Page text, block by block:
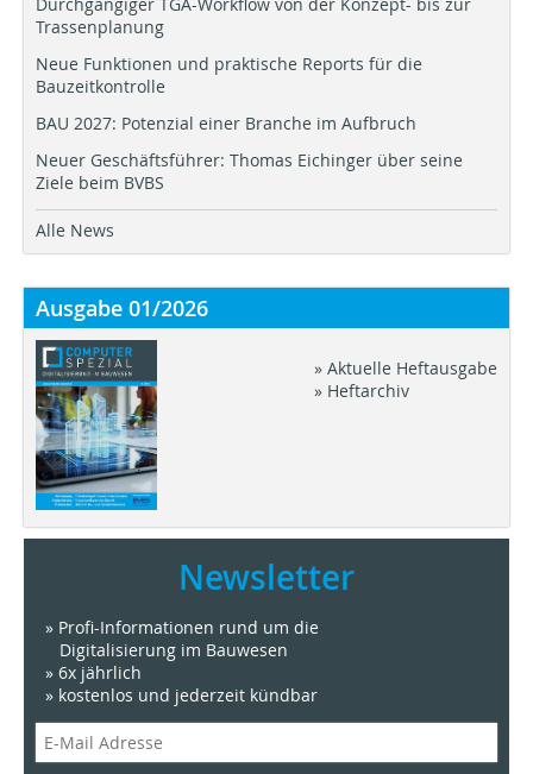
Trassenplanung
Neue Funktionen und praktische Reports für die
Bauzeitkontrolle
BAU 2027: Potenzial einer Branche im Aufbruch
Neuer Geschäftsführer: Thomas Eichinger über seine
Ziele beim BVBS
Alle News
Ausgabe 01/2026
» Aktuelle Heftausgabe
» Heftarchiv
Newsletter
» Profi-Informationen rund um die
Digitalisierung im Bauwesen
» 6x jährlich
» kostenlos und jederzeit kündbar